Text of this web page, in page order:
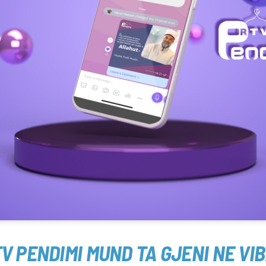
PENDIMI MUND TA GJENI NE